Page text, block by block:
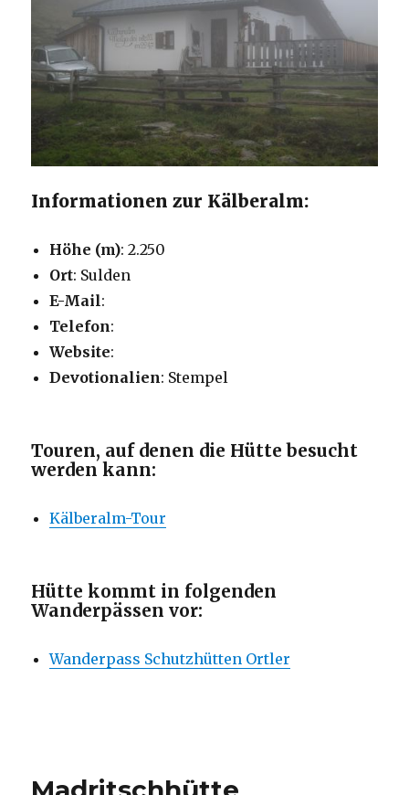
Informationen zur Kälberalm:
Höhe (m): 2.250
Ort: Sulden
E-Mail:
Telefon:
Website:
Devotionalien: Stempel
Touren, auf denen die Hütte besucht
werden kann:
Kälberalm-Tour
Hütte kommt in folgenden
Wanderpässen vor:
Wanderpass Schutzhütten Ortler